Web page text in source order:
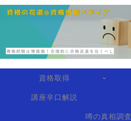
資格取得
講座辛口解説
噂の真相調査